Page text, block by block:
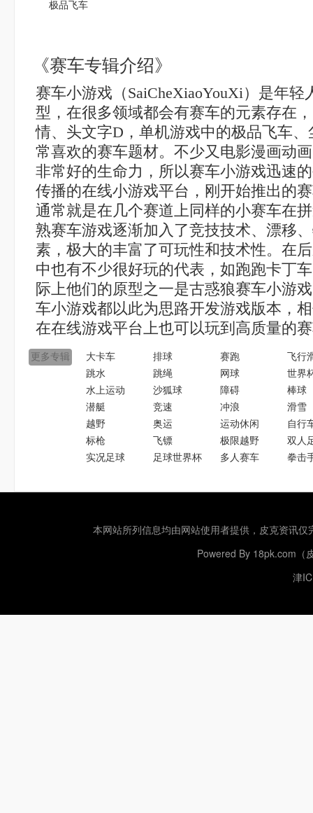
极品飞车
《赛车专辑介绍》
赛车小游戏（SaiCheXiaoYouXi）是年轻
型，在很多领域都会有赛车的元素存在
情、头文字D，单机游戏中的极品飞车
常喜欢的赛车题材。不少又电影漫画动
非常好的生命力，所以赛车小游戏迅速
传播的在线小游戏平台，刚开始推出的
通常就是在几个赛道上同样的小赛车在
熟赛车游戏逐渐加入了竞技技术、漂移
素，极大的丰富了可玩性和技术性。在
中也有不少很好玩的代表，如跑跑卡丁
际上他们的原型之一是古惑狼赛车小游
车小游戏都以此为思路开发游戏版本，
在在线游戏平台上也可以玩到高质量的
更多专辑 大卡车 排球 赛跑
飞行
跳水
跳绳 网球
世界
水上运动
沙狐球 障碍
棒球
潜艇
竞速 冲浪
滑雪
越野
奥运 运动休闲
自行
标枪
飞镖 极限越野
双人
实况足球
足球世界杯 多人赛车 拳击
本网站所列信息均由网站使用者提供， 皮克资讯仅
Powered By 18pk.com（
津